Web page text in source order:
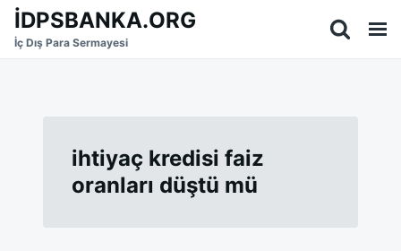
SkipSearch
for:
İDPSBANKA.ORG
İç Dış Para Sermayesi
ihtiyaç kredisi faiz
oranları düştü mü